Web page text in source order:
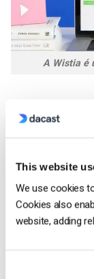
This website
We use cookies
Cookies also
website, adding
A Wistia é
pagas e
marca com
largura de
reproduzidos. O
se um serviço de
negócio.
de alojamento